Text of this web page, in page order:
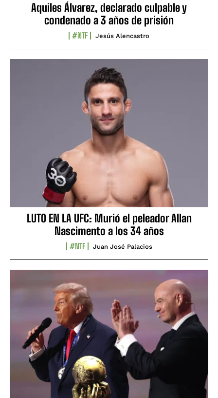
Aquiles Álvarez, declarado culpable y
condenado a 3 años de prisión
#NTF Jesús Alencastro
LUTO EN LA UFC: Murió el peleador Allan
Nascimento a los 34 años
#NTF Juan José Palacios